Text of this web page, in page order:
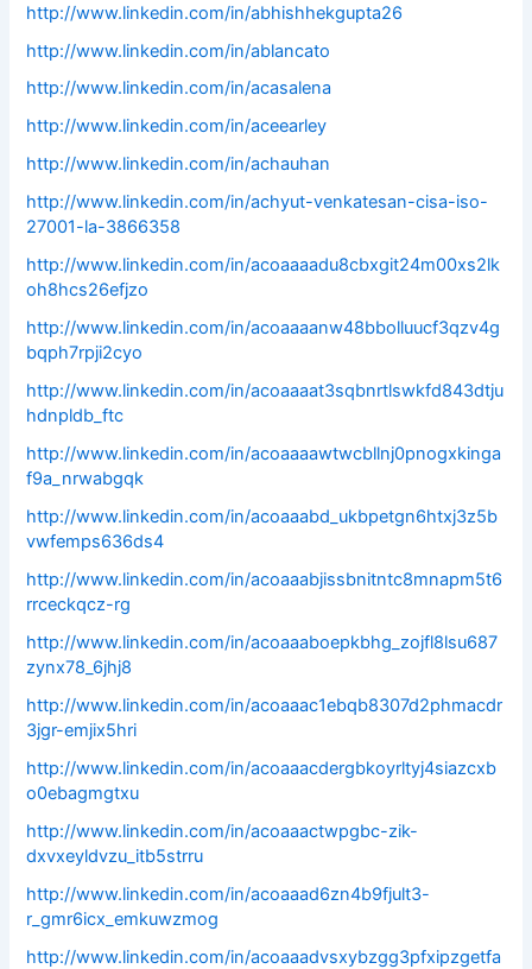
http://www.linkedin.com/in/abhishhekgupta26
http://www.linkedin.com/in/ablancato
http://www.linkedin.com/in/acasalena
http://www.linkedin.com/in/aceearley
http://www.linkedin.com/in/achauhan
http://www.linkedin.com/in/achyut-venkatesan-cisa-iso-
27001-la-3866358
http://www.linkedin.com/in/acoaaaadu8cbxgit24m00xs2lk
oh8hcs26efjzo
http://www.linkedin.com/in/acoaaaanw48bbolluucf3qzv4g
bqph7rpji2cyo
http://www.linkedin.com/in/acoaaaat3sqbnrtlswkfd843dtju
hdnpldb_ftc
http://www.linkedin.com/in/acoaaaawtwcbllnj0pnogxkinga
f9a_nrwabgqk
http://www.linkedin.com/in/acoaaabd_ukbpetgn6htxj3z5b
vwfemps636ds4
http://www.linkedin.com/in/acoaaabjissbnitntc8mnapm5t6
rrceckqcz-rg
http://www.linkedin.com/in/acoaaaboepkbhg_zojfl8lsu687
zynx78_6jhj8
http://www.linkedin.com/in/acoaaac1ebqb8307d2phmacdr
3jgr-emjix5hri
http://www.linkedin.com/in/acoaaacdergbkoyrltyj4siazcxb
o0ebagmgtxu
http://www.linkedin.com/in/acoaaactwpgbc-zik-
dxvxeyldvzu_itb5strru
http://www.linkedin.com/in/acoaaad6zn4b9fjult3-
r_gmr6icx_emkuwzmog
http://www.linkedin.com/in/acoaaadvsxybzgg3pfxipzgetfa